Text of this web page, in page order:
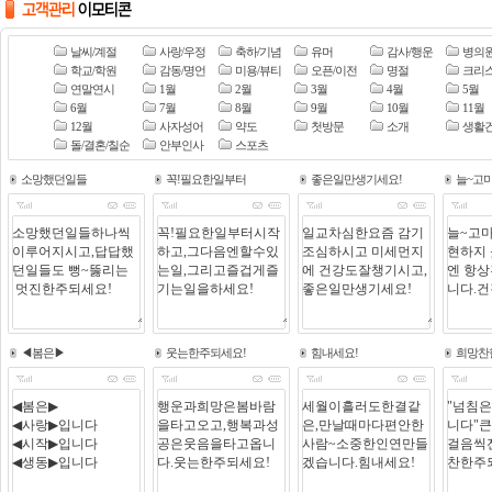
날씨/계절 사랑/우정 축하/기념 유머 감사/행운
병의
학교/학원
감동/명언 미용/뷰티 오픈/이전 명절
크리
연말연시
1월 2월 3월 4월
5월
6월
7월 8월 9월 10월
11월
12월
사자성어 약도 첫방문 소개
생활
돌/결혼/칠순
안부인사 스포츠
소망했던일들 꼭!필요한일부터 좋은일만생기세요! 늘~고
◀봄은▶ 웃는한주되세요! 힘내세요! 희망찬